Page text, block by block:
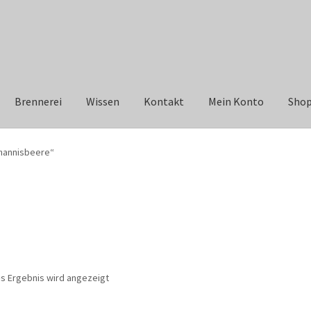
Brennerei Wissen Kontakt Mein Konto Shop
Ergebnis wird angezeigt